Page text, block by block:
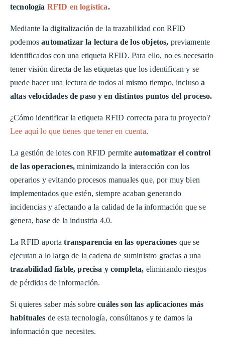
tecnología RFID en logística.
Mediante la digitalización de la trazabilidad con RFID
podemosautomatizar la lectura de los objetos, previamente
identificados con una etiqueta RFID. Para ello, no es necesario
tener visión directa de las etiquetas que los identifican y se
puede hacer una lectura de todos al mismo tiempo, inclusoa
altas velocidades de paso y en distintos puntos del proceso.
¿Cómo identificar la etiqueta RFID correcta para tu proyecto?
Lee aquí lo que tienes que tener en cuenta.
La gestión de lotes con RFID permite automatizar el control
de las operaciones,minimizando la interacción con los
operarios y evitando procesos manuales que, por muy bien
implementados que estén, siempre acaban generando
incidencias y afectando a la calidad de la información que se
genera, base de la industria 4.0.
La RFID aportatransparencia en las operaciones que se
ejecutan a lo largo de la cadena de suministro gracias a una
trazabilidad fiable, precisa y completa, eliminando riesgos
de pérdidas de información.
Si quieres saber más sobrecuáles son las aplicaciones más
habituales de esta tecnología, consúltanos y te damos la
información que necesites.